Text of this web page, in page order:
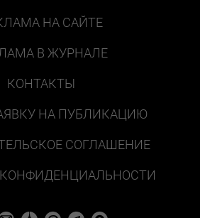
НА САЙТЕ
В ЖУРНАЛЕ
КОНТАКТЫ
НА ПУБЛИКАЦИЮ
СОГЛАШЕНИЕ